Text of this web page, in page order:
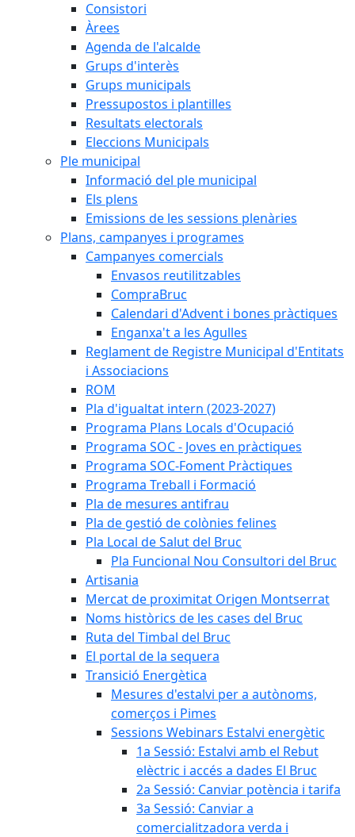
Consistori
Àrees
Agenda de l'alcalde
Grups d'interès
Grups municipals
Pressupostos i plantilles
Resultats electorals
Eleccions Municipals
Ple municipal
Informació del ple municipal
Els plens
Emissions de les sessions plenàries
Plans, campanyes i programes
Campanyes comercials
Envasos reutilitzables
CompraBruc
Calendari d'Advent i bones pràctiques
Enganxa't a les Agulles
Reglament de Registre Municipal d'Entitats
i Associacions
ROM
Pla d'igualtat intern (2023-2027)
Programa Plans Locals d'Ocupació
Programa SOC - Joves en pràctiques
Programa SOC-Foment Pràctiques
Programa Treball i Formació
Pla de mesures antifrau
Pla de gestió de colònies felines
Pla Local de Salut del Bruc
Pla Funcional Nou Consultori del Bruc
Artisania
Mercat de proximitat Origen Montserrat
Noms històrics de les cases del Bruc
Ruta del Timbal del Bruc
El portal de la sequera
Transició Energètica
Mesures d'estalvi per a autònoms,
comerços i Pimes
Sessions Webinars Estalvi energètic
1a Sessió: Estalvi amb el Rebut
elèctric i accés a dades El Bruc
2a Sessió: Canviar potència i tarifa
3a Sessió: Canviar a
comercialitzadora verda i